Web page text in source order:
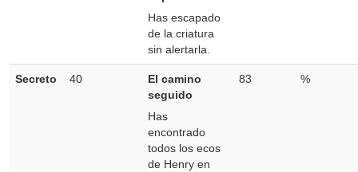
Has escapado
de la criatura
sin alertarla.
Secreto 40
El camino
seguido
Has
encontrado
todos los ecos
de Henry en
83 %